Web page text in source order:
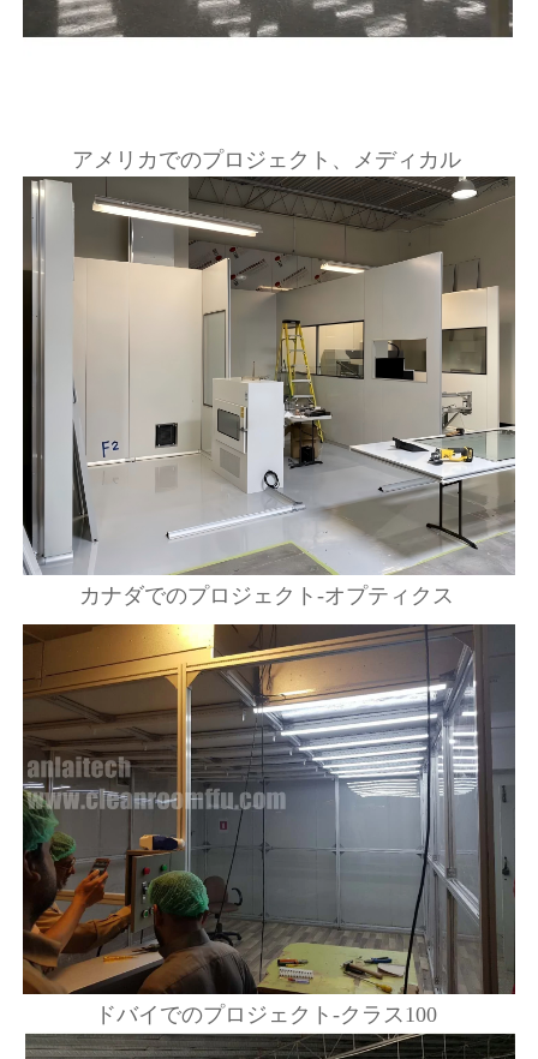
アメリカでのプロジェクト、メディカル
カナダでのプロジェクト-オプティクス
ドバイでのプロジェクト-クラス100